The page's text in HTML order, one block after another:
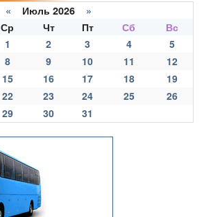
« Июль 2026 »
Ср Чт Пт Сб
Вс
1
2 3 4
5
8 9 10 11
12
15 16 17 18
19
22 23 24 25
26
29 30 31